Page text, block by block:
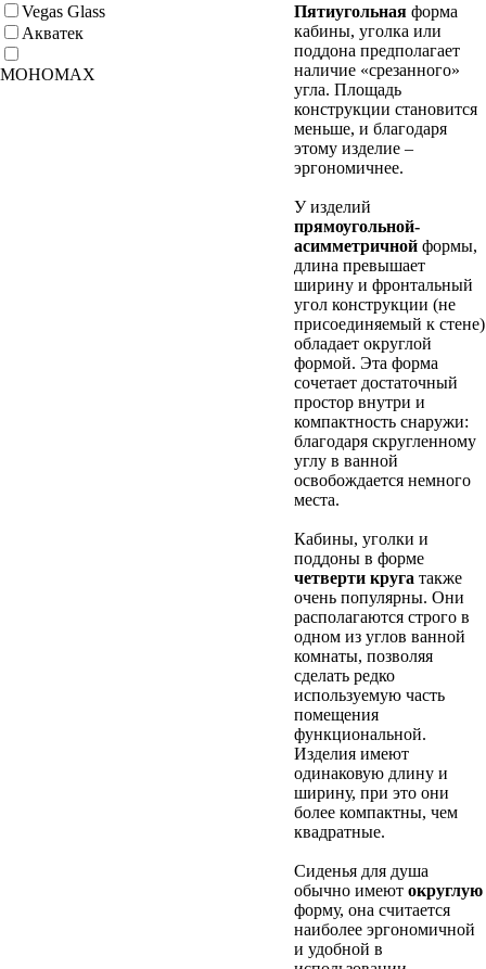
Vegas Glass
Акватек
МОНОМАХ
Пятиугольная форма
кабины, уголка или
поддона предполагает
наличие «срезанного»
угла. Площадь
конструкции становится
меньше, и благодаря
этому изделие –
эргономичнее.
У изделий
прямоугольной-
асимметричной формы,
длина превышает
ширину и фронтальный
угол конструкции (не
присоединяемый к стене)
обладает округлой
формой. Эта форма
сочетает достаточный
простор внутри и
компактность снаружи:
благодаря скругленному
углу в ванной
освобождается немного
места.
Кабины, уголки и
поддоны в форме
четверти круга также
очень популярны. Они
располагаются строго в
одном из углов ванной
комнаты, позволяя
сделать редко
используемую часть
помещения
функциональной.
Изделия имеют
одинаковую длину и
ширину, при это они
более компактны, чем
квадратные.
Сиденья для душа
обычно имеют округлую
форму, она считается
наиболее эргономичной
и удобной в